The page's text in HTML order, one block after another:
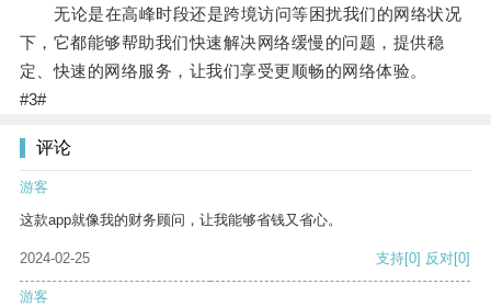
无论是在高峰时段还是跨境访问等困扰我们的网络状况
下，它都能够帮助我们快速解决网络缓慢的问题，提供稳
定、快速的网络服务，让我们享受更顺畅的网络体验。
#3#
评论
游客
这款app就像我的财务顾问，让我能够省钱又省心。
2024-02-25 支持[0] 反对[0]
游客